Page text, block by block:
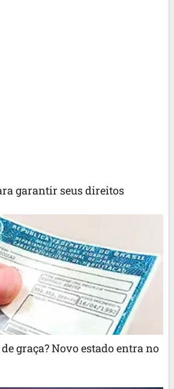
garantir seus direitos
graça? Novo estado entra no